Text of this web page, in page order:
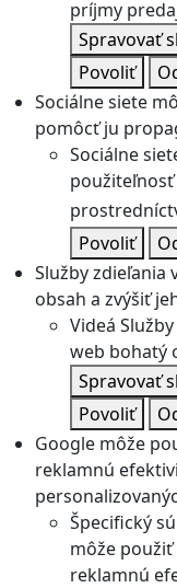
príjmy
Spravovať
Povoliť
Sociálne siete
pomôcť ju
Sociálne
Povoliť
Služby zdieľania
obsah a zvýšiť
Videá
web bohatý
Spravovať
Povoliť
Google môže
reklamnú
Špecifický
môže použiť
reklamnú